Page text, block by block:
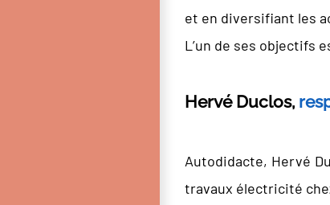
et en diversifiant les
L’un de ses objectifs
Hervé Duclos,
Autodidacte, Hervé
travaux électricité